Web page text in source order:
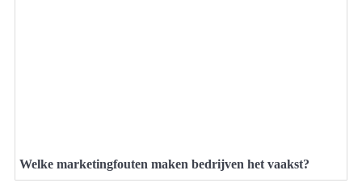
Welke marketingfouten maken bedrijven het vaakst?